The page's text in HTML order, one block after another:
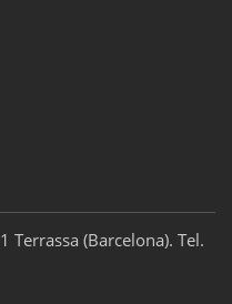
Terrassa (Barcelona). Tel.